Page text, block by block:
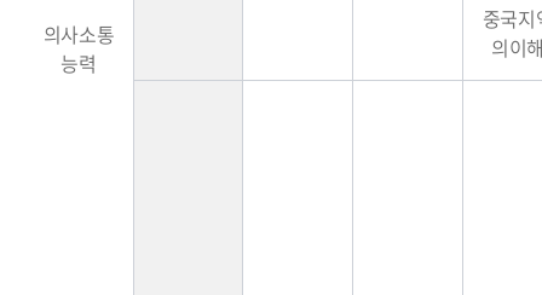
의사소통
능력
중국지
의이